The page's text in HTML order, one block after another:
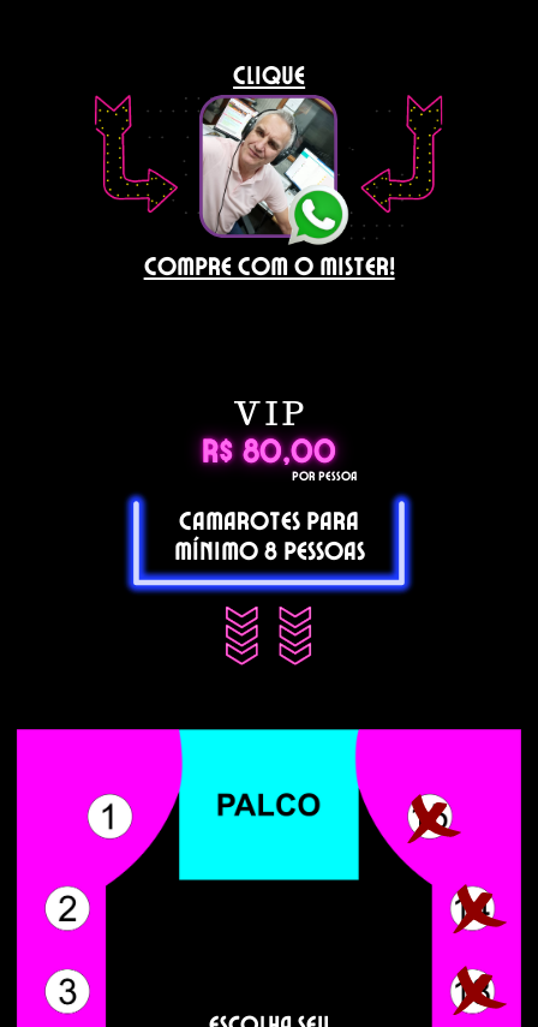
CLIQUE
COMPRE COM O MISTER!
VIP
R$ 80,00
POR PESSOA
Camarotes para
mínimo 8 pessoas